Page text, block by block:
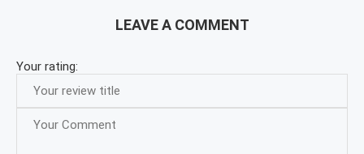
LEAVE A COMMENT
Your rating: